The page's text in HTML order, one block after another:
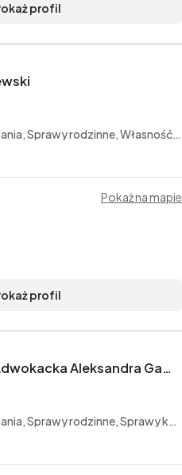
profil
Sprawy rodzinne, Własność intelektualna
Pokaż na mapie
profil
Kancelaria Adwokacka Aleksandra Gawin-Bławat
Sprawy rodzinne, Sprawy karne